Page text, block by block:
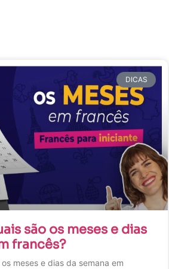
DICAS
são os meses e dias
francês?
meses e dias da semana em